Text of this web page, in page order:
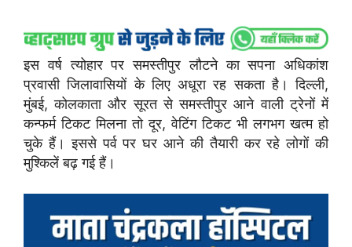
इस वर्ष त्योहार पर समस्तीपुर लौटने का सपना अधिकांश
प्रवासी जिलावासियों के लिए अधूरा रह सकता है। दिल्ली,
मुंबई, कोलकाता और सूरत से समस्तीपुर आने वाली ट्रेनों में
कन्फर्म टिकट मिलना तो दूर, वेटिंग टिकट भी लगभग खत्म हो
चुके हैं। इससे पर्व पर घर आने की तैयारी कर रहे लोगों की
मुश्किलें बढ़ गई हैं।